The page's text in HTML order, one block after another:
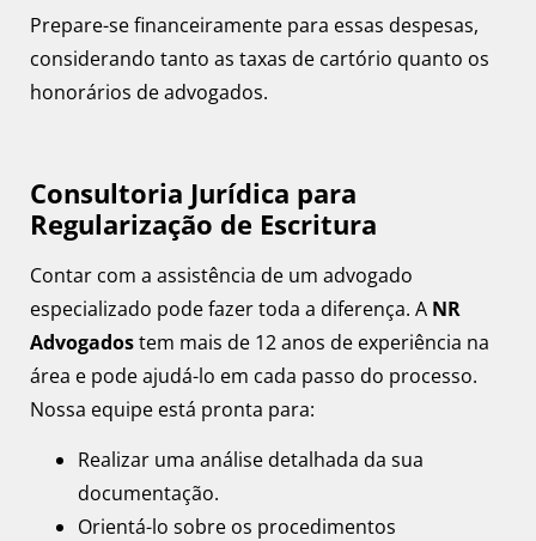
Prepare-se financeiramente para essas despesas,
considerando tanto as taxas de cartório quanto os
honorários de advogados.
Consultoria Jurídica para
Regularização de Escritura
Contar com a assistência de um advogado
especializado pode fazer toda a diferença. A NR
Advogadostem mais de 12 anos de experiência na
área e pode ajudá-lo em cada passo do processo.
Nossa equipe está pronta para:
Realizar uma análise detalhada da sua
documentação.
Orientá-lo sobre os procedimentos